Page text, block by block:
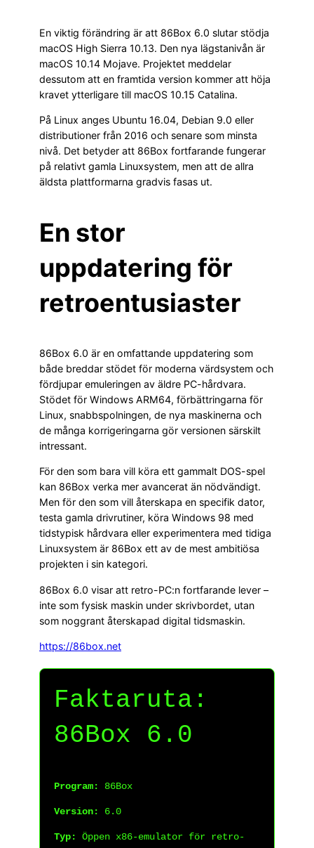
En viktig förändring är att 86Box 6.0 slutar stödja
macOS High Sierra 10.13. Den nya lägstanivån är
macOS 10.14 Mojave. Projektet meddelar
dessutom att en framtida version kommer att höja
kravet ytterligare till macOS 10.15 Catalina.
På Linux anges Ubuntu 16.04, Debian 9.0 eller
distributioner från 2016 och senare som minsta
nivå. Det betyder att 86Box fortfarande fungerar
på relativt gamla Linuxsystem, men att de allra
äldsta plattformarna gradvis fasas ut.
En stor
uppdatering för
retroentusiaster
86Box 6.0 är en omfattande uppdatering som
både breddar stödet för moderna värdsystem och
fördjupar emuleringen av äldre PC-hårdvara.
Stödet för Windows ARM64, förbättringarna för
Linux, snabbspolningen, de nya maskinerna och
de många korrigeringarna gör versionen särskilt
intressant.
För den som bara vill köra ett gammalt DOS-spel
kan 86Box verka mer avancerat än nödvändigt.
Men för den som vill återskapa en specifik dator,
testa gamla drivrutiner, köra Windows 98 med
tidstypisk hårdvara eller experimentera med tidiga
Linuxsystem är 86Box ett av de mest ambitiösa
projekten i sin kategori.
86Box 6.0 visar att retro-PC:n fortfarande lever –
inte som fysisk maskin under skrivbordet, utan
som noggrant återskapad digital tidsmaskin.
https://86box.net
Faktaruta:
86Box 6.0
Program: 86Box
Version: 6.0
Typ:
Öppen x86-emulator för retro-